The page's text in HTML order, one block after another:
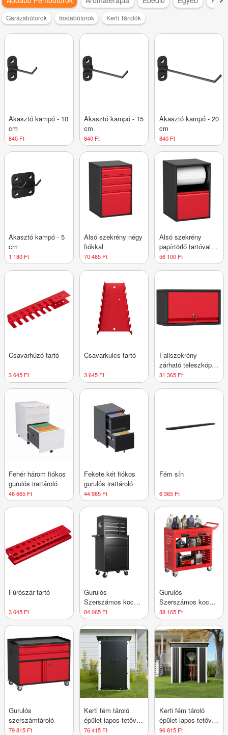
Garázsbútorok Irodabútorok Kerti Tárolók
Akasztó kampó - 10
cm
840 Ft
Akasztó kampó - 15
cm
840 Ft
Akasztó kampó - 20
cm
840 Ft
Akasztó kampó - 5
cm
1 180 Ft
Alsó szekrény négy
fiókkal
70 465 Ft
Alsó szekrény
papírtörlő tartóval
és fiókkal
56 100 Ft
Csavarhúzó tartó
3 645 Ft
Csavarkulcs tartó
3 645 Ft
Faliszekrény
zárható teleszkópos
ajtóval
31 365 Ft
Fehér három fiókos
gurulós irattároló
46 665 Ft
Fekete két fiókos
gurulós irattároló
44 965 Ft
Fém sín
6 365 Ft
Fúrószár tartó
3 645 Ft
Gurulós
Szerszámos kocsi
kétrészes
84 065 Ft
Gurulós
Szerszámos kocsi
polcos
38 165 Ft
Gurulós
szerszámtároló
79 815 Ft
Kerti fém tároló
épület lapos tetővel
- Kis méret - S
76 415 Ft
Kerti fém tároló
épület lapos tetővel
- Közepes méret M
96 815 Ft